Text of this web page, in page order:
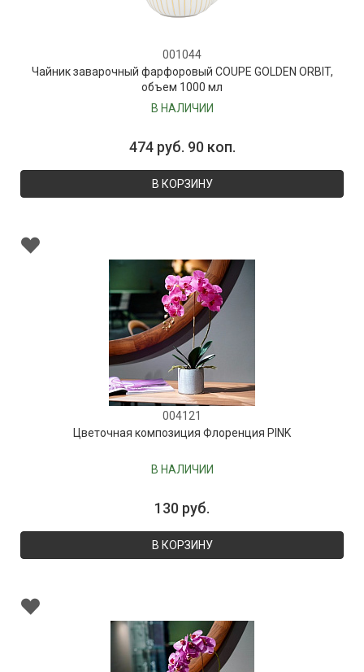
001044
Чайник заварочный фарфоровый COUPE GOLDEN ORBIT,
объем 1000 мл
В НАЛИЧИИ
474 руб. 90 коп.
В КОРЗИНУ
004121
Цветочная композиция Флоренция PINK
В НАЛИЧИИ
130 руб.
В КОРЗИНУ